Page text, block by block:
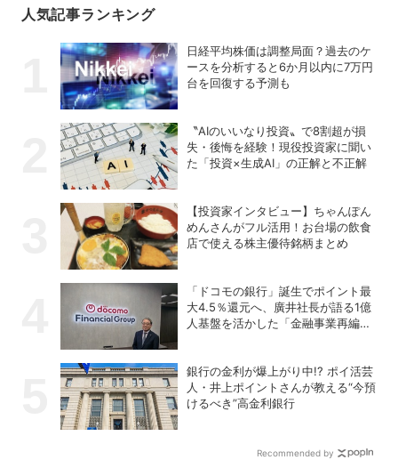
人気記事ランキング
日経平均株価は調整局面？過去のケ
ースを分析すると6か月以内に7万円
台を回復する予測も
〝AIのいいなり投資〟で8割超が損
失・後悔を経験！現役投資家に聞い
た「投資×生成AI」の正解と不正解
【投資家インタビュー】ちゃんぽん
めんさんがフル活用！お台場の飲食
店で使える株主優待銘柄まとめ
「ドコモの銀行」誕生でポイント最
大4.5％還元へ、廣井社長が語る1億
人基盤を活かした「金融事業再編」
銀行の金利が爆上がり中!? ポイ活芸
人・井上ポイントさんが教える“今預
けるべき”高金利銀行
Recommended by